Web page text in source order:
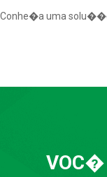
Conhe�a uma
VOC�